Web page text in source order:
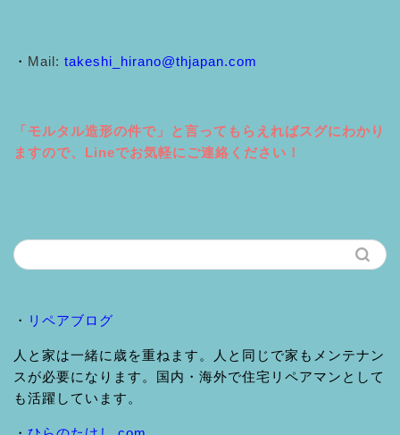
・ Mail: takeshi_hirano@thjapan.com
「モルタル造形の件で」と言ってもらえればスグにわかり
ますので、Lineでお気軽にご連絡ください！
・ リペアブログ
人と家は一緒に歳を重ねます。人と同じで家もメンテナン
スが必要になります。国内・海外で住宅リペアマンとして
も活躍しています。